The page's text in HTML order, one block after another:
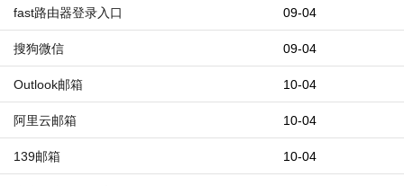
09-04
fast路由器登录入口
09-04
搜狗微信
10-04
Outlook邮箱
10-04
阿里云邮箱
10-04
139邮箱